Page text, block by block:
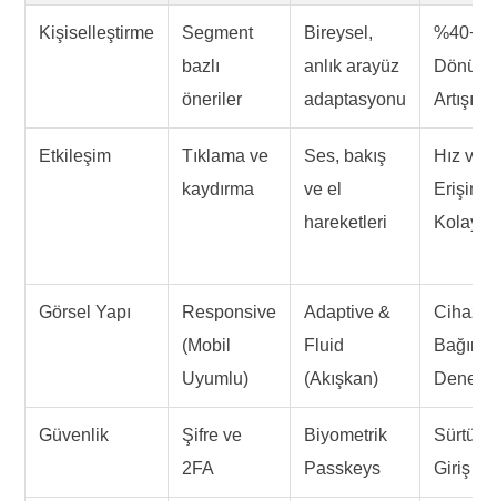
Kişiselleştirme
Segment
bazlı
öneriler
Bireysel,
anlık arayüz
adaptasyonu
%40+
Artışı
Etkileşim
Tıklama ve
kaydırma
Ses, bakış
ve el
hareketleri
Hız ve
Erişim
Görsel Yapı
Responsive
(Mobil
Uyumlu)
Adaptive &
Fluid
(Akışkan)
Cihaz
Güvenlik
Şifre ve
2FA
Biyometrik
Passkeys
Giriş